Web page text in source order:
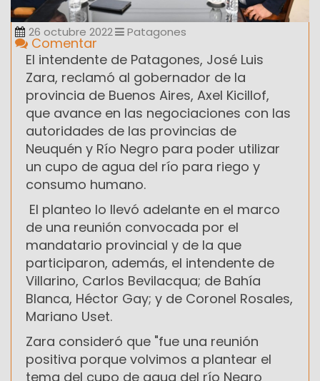
26 octubre 2022 Patagones
Comentar
El intendente de Patagones, José Luis
Zara, reclamó al gobernador de la
provincia de Buenos Aires, Axel Kicillof,
que avance en las negociaciones con las
autoridades de las provincias de
Neuquén y Río Negro para poder utilizar
un cupo de agua del río para riego y
consumo humano.
El planteo lo llevó adelante en el marco
de una reunión convocada por el
mandatario provincial y de la que
participaron, además, el intendente de
Villarino, Carlos Bevilacqua; de Bahía
Blanca, Héctor Gay; y de Coronel Rosales,
Mariano Uset.
Zara consideró que "fue una reunión
positiva porque volvimos a plantear el
tema del cupo de agua del río Negro